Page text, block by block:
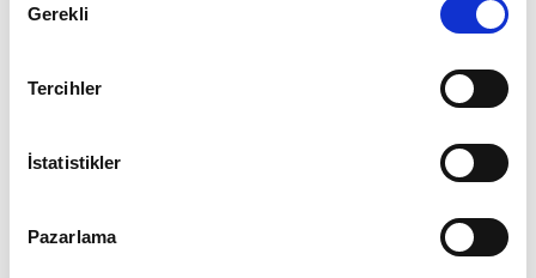
Seçimi
Gerekli
Tercihler
İstatistikler
Pazarlama
Şifrenizi mi unuttunuz ?